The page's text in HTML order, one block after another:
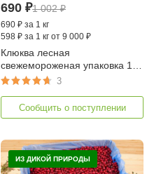
690 ₽1 002₽
690 ₽ за 1 кг
598 ₽ за 1 кг от 9 000 ₽
Клюква лесная
свежемороженая упаковка 1 кг
(Карелия)
3
Сообщить о поступлении
ИЗ ДИКОЙ ПРИРОДЫ